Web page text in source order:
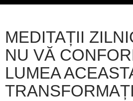
MEDITAȚII
NU VĂ
LUMEA